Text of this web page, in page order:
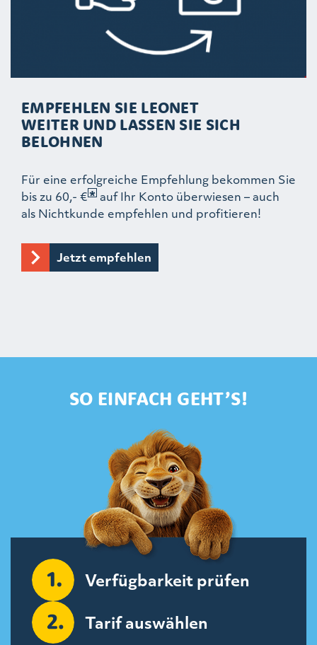
EMPFEHLEN SIE LEONET
WEITER UND LASSEN SIE SICH
BELOHNEN
Für eine erfolgreiche Empfehlung bekommen Sie
bis zu 60,- €
auf Ihr Konto überwiesen – auch
als Nichtkunde empfehlen und profitieren!
Jetzt empfehlen
SO EINFACH GEHT’S!
Verfügbarkeit prüfen
Tarif auswählen